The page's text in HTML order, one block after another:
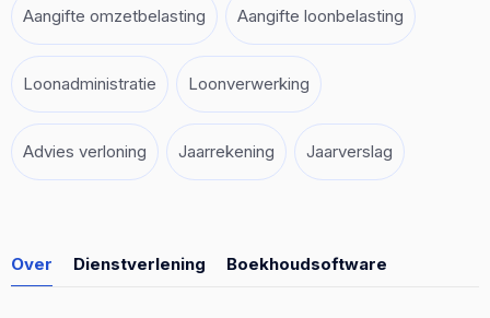
Aangifte omzetbelasting Aangifte loonbelasting
Loonadministratie Loonverwerking
Advies verloning Jaarrekening Jaarverslag
Over Dienstverlening Boekhoudsoftware